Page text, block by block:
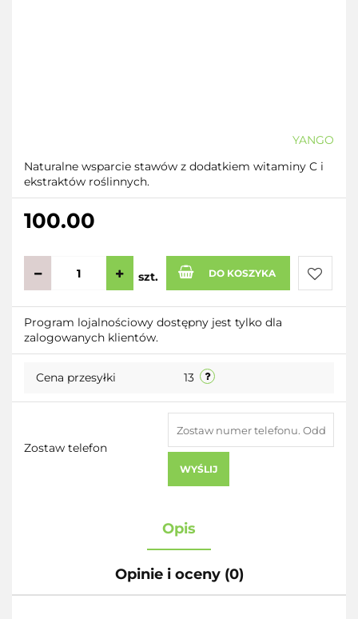
YANGO
Naturalne wsparcie stawów z dodatkiem witaminy C i
ekstraktów roślinnych.
100.00
szt. DO KOSZYKA
Do
Program lojalnościowy dostępny jest tylko dla
zalogowanych klientów.
Cena przesyłki 13
Zostaw telefon
WYŚLIJ
Opis
Opinie i oceny (0)